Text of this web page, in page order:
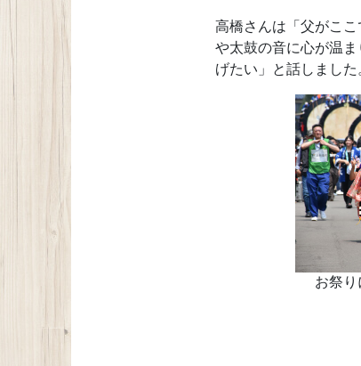
高橋さんは「父がこ
や太鼓の音に心が温
げたい」と話しました
お祭